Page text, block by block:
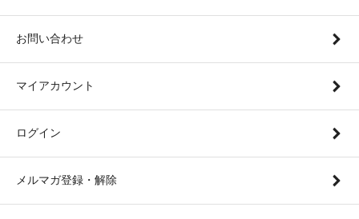
お問い合わせ
マイアカウント
ログイン
メルマガ登録・解除